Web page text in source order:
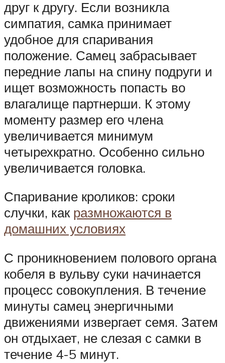
друг к другу. Если возникла
симпатия, самка принимает
удобное для спаривания
положение. Самец забрасывает
передние лапы на спину подруги и
ищет возможность попасть во
влагалище партнерши. К этому
моменту размер его члена
увеличивается минимум
четырехкратно. Особенно сильно
увеличивается головка.
Спаривание кроликов: сроки
случки, как размножаются в
домашних условиях
С проникновением полового органа
кобеля в вульву суки начинается
процесс совокупления. В течение
минуты самец энергичными
движениями извергает семя. Затем
он отдыхает, не слезая с самки в
течение 4-5 минут.